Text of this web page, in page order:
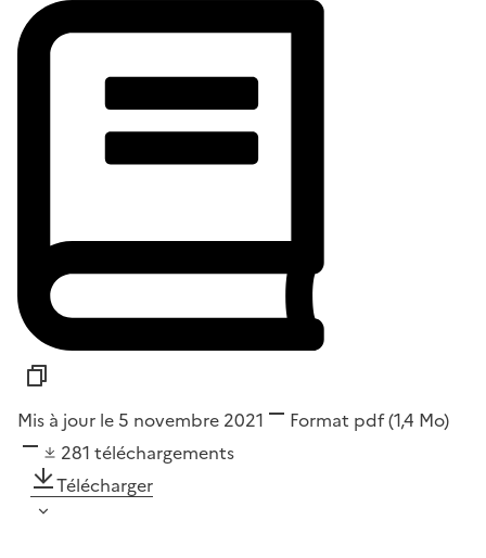
Mis à jour le 5 novembre 2021 Format pdf(1,4 Mo)
281 téléchargements
Télécharger